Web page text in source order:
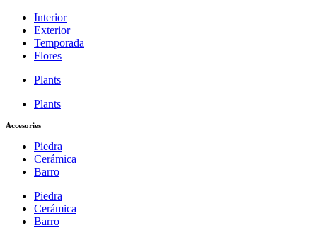
Interior
Exterior
Temporada
Flores
Plants
Plants
Accesories
Piedra
Cerámica
Barro
Piedra
Cerámica
Barro